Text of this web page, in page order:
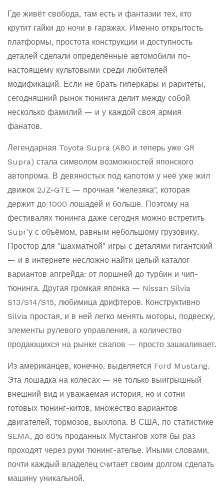
Где живёт свобода, там есть и фантазии тех, кто
крутит гайки до ночи в гаражах. Именно открытость
платформы, простота конструкции и доступность
деталей сделали определённые автомобили по-
настоящему культовыми среди любителей
модификаций. Если не брать гиперкары и раритеты,
сегодняшний рынок тюнинга делит между собой
несколько фамилий — и у каждой своя армия
фанатов.
Легендарная Toyota Supra (A80 и теперь уже GR
Supra) стала символом возможностей японского
автопрома. В девяностых под капотом у неё уже жил
движок 2JZ-GTE — прочная "железяка", которая
держит до 1000 лошадей и больше. Поэтому на
фестивалях тюнинга даже сегодня можно встретить
Supr’у с объёмом, равным небольшому грузовику.
Простор для "шахматной" игры с деталями гигантский
— и в интернете несложно найти целый каталог
вариантов апгрейда: от поршней до турбин и чип-
тюнинга. Другая громкая японка — Nissan Silvia
S13/S14/S15, любимица дрифтеров. Конструктивно
Silvia простая, и в ней легко менять моторы, подвеску,
элементы рулевого управления, а количество
продающихся на рынке свапов — просто зашкаливает.
Из американцев, конечно, выделяется Ford Mustang.
Эта лошадка на колесах — не только выигрышный
внешний вид и уважаемая история, но и сотни
готовых тюнинг-китов, множество вариантов
двигателей, тормозов, выхлопа. В США, по статистике
SEMA, до 60% проданных Мустангов хотя бы раз
проходят через руки тюнинг-ателье. Иными словами,
почти каждый владелец считает своим долгом сделать
машину уникальной.